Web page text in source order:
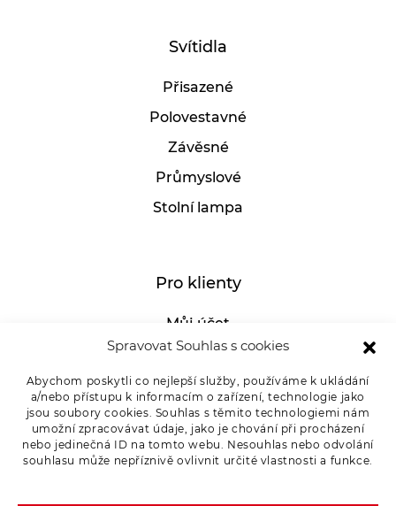
Spravovat Souhlas s cookies
Abychom poskytli co nejlepší služby, používáme k ukládání
a/nebo přístupu k informacím o zařízení, technologie jako
jsou soubory cookies. Souhlas s těmito technologiemi nám
umožní zpracovávat údaje, jako je chování při procházení
nebo jedinečná ID na tomto webu. Nesouhlas nebo odvolání
souhlasu může nepříznivě ovlivnit určité vlastnosti a funkce.
Svítidla
Přisazené
Polovestavné
Závěsné
Průmyslové
Stolní lampa
Pro klienty
Můj účet
GDPR
Whistleblowing
E-SHOP – Všeobecné obchodní podmínky &
reklamace
Reklamační řád OSMONT